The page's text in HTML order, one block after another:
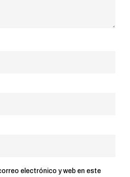
electrónico y web en este